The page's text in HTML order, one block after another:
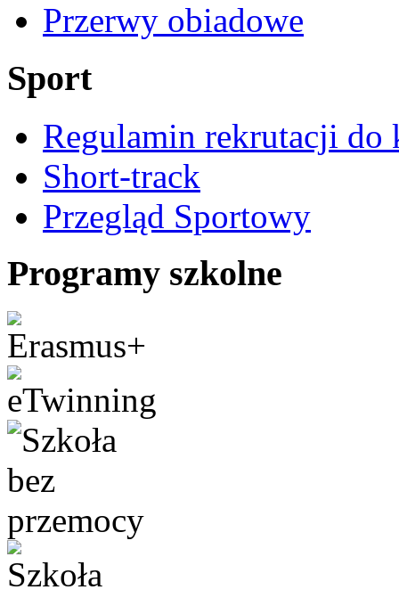
Przerwy obiadowe
Sport
Regulamin rekrutacji do
Short-track
Przegląd Sportowy
Programy szkolne